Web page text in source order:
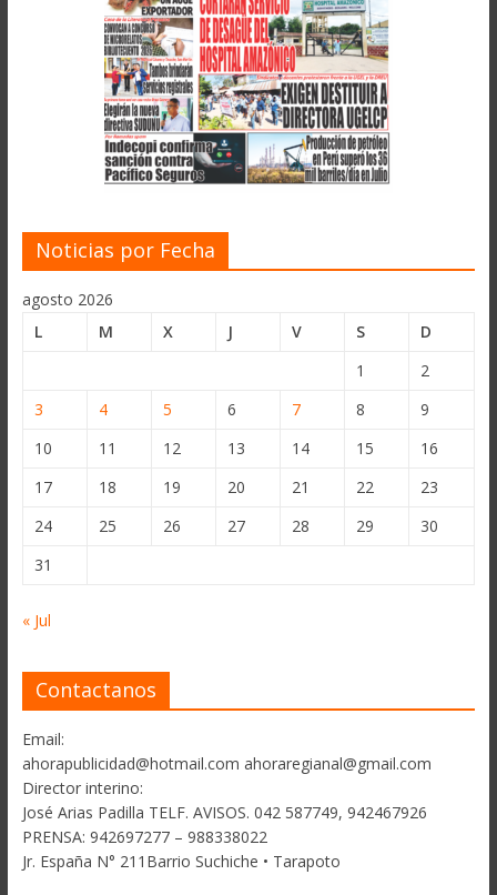
Noticias por Fecha
agosto 2026
L
M X J V S
D
1
2
3
4 5 6 7 8
9
10
11 12 13 14 15
16
17
18 19 20 21 22
23
24
25 26 27 28 29
30
31
« Jul
Contactanos
Email:
ahorapublicidad@hotmail.com ahoraregianal@gmail.com
Director interino:
José Arias Padilla TELF. AVISOS. 042 587749, 942467926
PRENSA: 942697277 – 988338022
Jr. España N° 211Barrio Suchiche • Tarapoto